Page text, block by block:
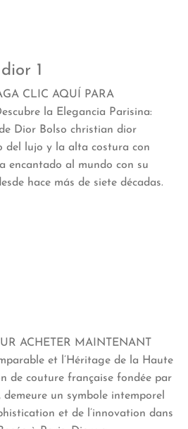
1
CLIC AQUÍ PARA
la Elegancia Parisina:
Dior Bolso christian dior
del lujo y la alta costura con
encantado al mundo con su
hace más de siete décadas.
ACHETER MAINTENANT
et l’Héritage de la Haute
de couture française fondée par
un symbole intemporel
et de l’innovation dans